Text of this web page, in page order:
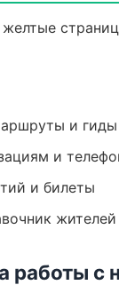
и гиды
и
и билеты
работы с